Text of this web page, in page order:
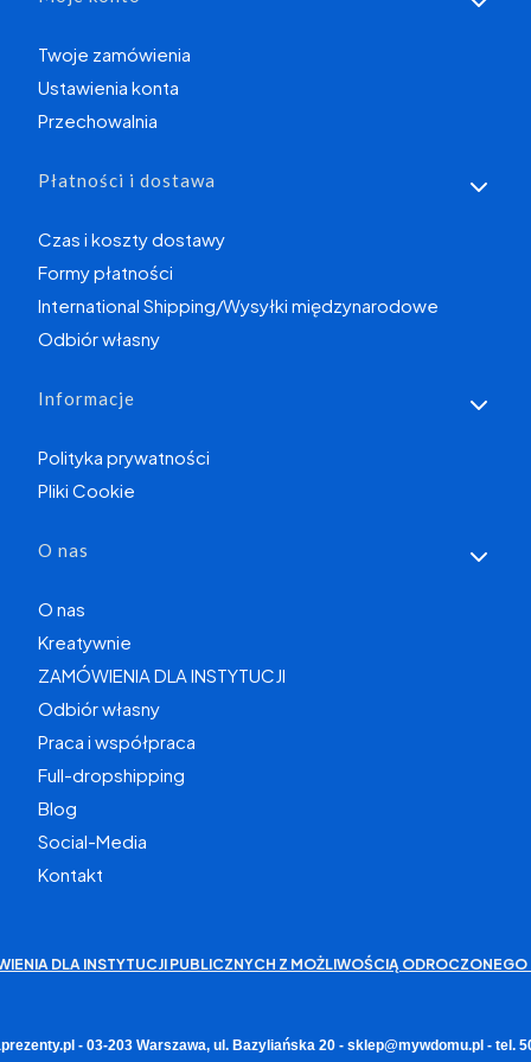
Twoje zamówienia
Ustawienia konta
Przechowalnia
Płatności i dostawa
Czas i koszty dostawy
Formy płatności
International Shipping/Wysyłki międzynarodowe
Odbiór własny
Informacje
Polityka prywatności
Pliki Cookie
O nas
O nas
Kreatywnie
ZAMÓWIENIA DLA INSTYTUCJI
Odbiór własny
Praca i współpraca
Full-dropshipping
Blog
Social-Media
Kontakt
DLA INSTYTUCJI PUBLICZNYCH Z MOŻLIWOŚCIĄ ODROCZONEGO
- 03-203 Warszawa, ul. Bazyliańska 20 - sklep@mywdomu.pl - tel.